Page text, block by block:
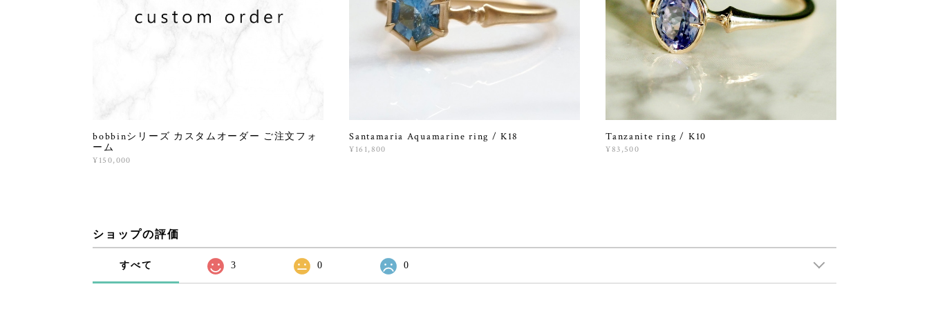
bobbinシリーズ カスタムオーダー ご注文フォ
ーム
¥150,000
Santamaria Aquamarine ring / K18
¥161,800
Tanzanite ring / K10
¥83,500
ショップの評価
すべて 3 0 0